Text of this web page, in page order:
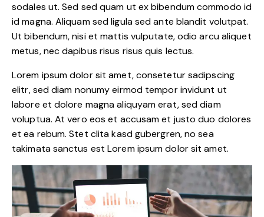
sodales ut. Sed sed quam ut ex bibendum commodo id
id magna. Aliquam sed ligula sed ante blandit volutpat.
Ut bibendum, nisi et mattis vulputate, odio arcu aliquet
metus, nec dapibus risus risus quis lectus.
Lorem ipsum dolor sit amet, consetetur sadipscing
elitr, sed diam nonumy eirmod tempor invidunt ut
labore et dolore magna aliquyam erat, sed diam
voluptua. At vero eos et accusam et justo duo dolores
et ea rebum. Stet clita kasd gubergren, no sea
takimata sanctus est Lorem ipsum dolor sit amet.